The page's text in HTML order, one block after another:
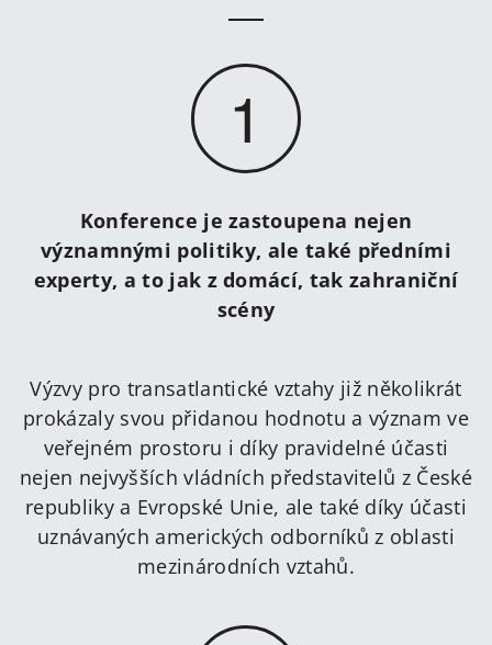
1
Konference je zastoupena nejen
významnými politiky, ale také předními
experty, a to jak z domácí, tak zahraniční
scény
Výzvy pro transatlantické vztahy již několikrát
prokázaly svou přidanou hodnotu a význam ve
veřejném prostoru i díky pravidelné účasti
nejen nejvyšších vládních představitelů z České
republiky a Evropské Unie, ale také díky účasti
uznávaných amerických odborníků z oblasti
mezinárodních vztahů.